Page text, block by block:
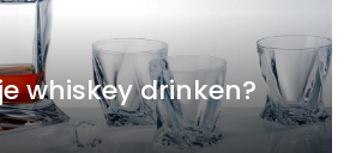
whiskey drinken?